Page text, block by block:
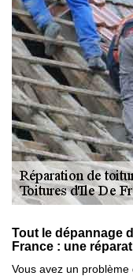
Tout le dépannage
France : une
Vous avez un